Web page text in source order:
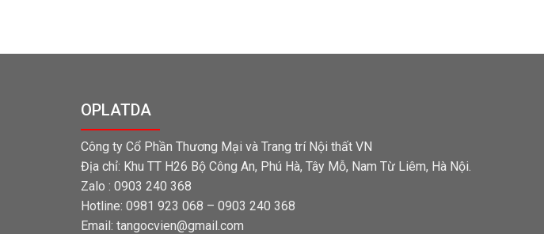
OPLATDA
Công ty Cổ Phần Thương Mại và Trang trí Nội thất VN
Địa chỉ: Khu TT H26 Bộ Công An, Phú Hà, Tây Mỗ, Nam Từ Liêm, Hà Nội.
Zalo : 0903 240 368
Hotline: 0981 923 068 – 0903 240 368
Email: tangocvien@gmail.com